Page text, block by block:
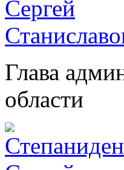
Глава
области